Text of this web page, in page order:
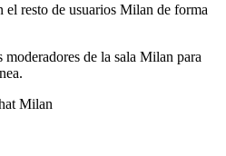
el resto de usuarios Milan de forma
de la sala Milan para
Milan